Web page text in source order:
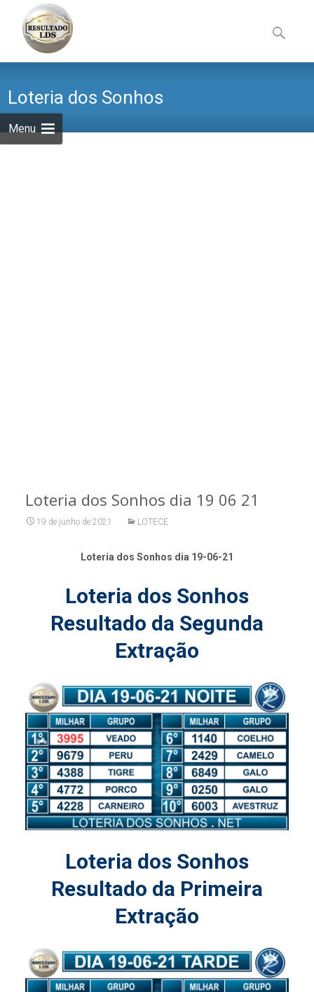
Menu
to
content
por:
Loteria dos Sonhos
Loteria dos Sonhos dia 19 06 21
19 de junho de 2021 LOTECE
Loteria dos Sonhos dia 19-06-21
Loteria dos Sonhos
Resultado da Segunda
Extração
Loteria dos Sonhos
Resultado da Primeira
Extração